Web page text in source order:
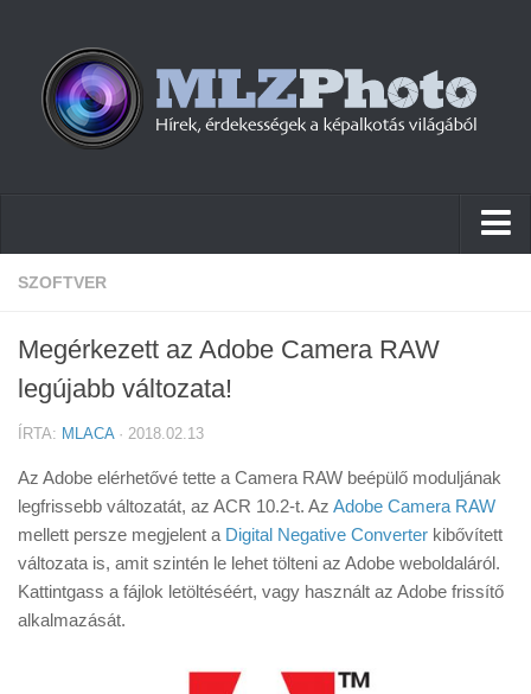
Hírek
Cikkek
Szoftver
Tudástár
Tanácsok
Érdekességek
Helyszíni Riport
SZOFTVER
Megérkezett az Adobe Camera RAW
legújabb változata!
ÍRTA: MLACA· 2018.02.13
Az Adobe elérhetővé tette a Camera RAW beépülő moduljának
legfrissebb változatát, az ACR 10.2-t. Az Adobe Camera RAW
mellett persze megjelent a Digital Negative Converter kibővített
változata is, amit szintén le lehet tölteni az Adobe weboldaláról.
Kattintgass a fájlok letöltéséért, vagy használt az Adobe frissítő
alkalmazását.